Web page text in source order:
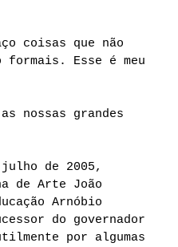
coisas que não
Esse é meu
nossas grandes
de 2005,
de Arte João
Arnóbio
do governador
por algumas